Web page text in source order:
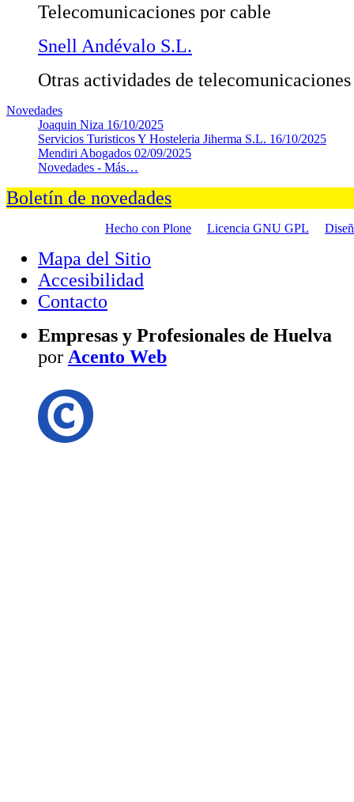
Telecomunicaciones por cable
Snell Andévalo S.L.
Otras actividades de telecomunicaciones
Novedades
Joaquin Niza 16/10/2025
Servicios Turisticos Y Hosteleria Jiherma S.L. 16/10/2025
Mendiri Abogados 02/09/2025
Novedades - Más…
Boletín de novedades
Hecho con Plone Licencia GNU GPL
Mapa del Sitio
Accesibilidad
Contacto
Empresas y Profesionales de Huelva
por Acento Web